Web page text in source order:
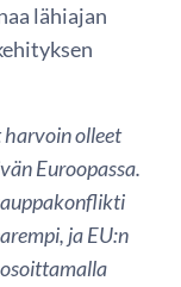
lähiajan
olleet
Euroopassa.
ja EU:n